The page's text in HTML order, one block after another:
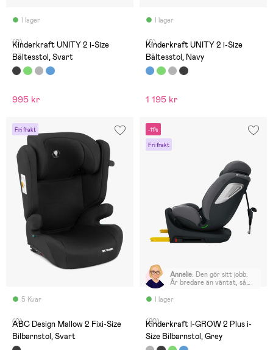
I lager
(0)
Kinderkraft UNITY 2 i-Size
Bältesstol, Svart
995 kr
I lager
(0)
Kinderkraft UNITY 2 i-Size
Bältesstol, Navy
1 195 kr
Fri frakt
5 Kvar
(0)
ABC Design Mallow 2 Fixi-Size
Bilbarnstol, Svart
-11%
Fri frakt
I lager
Annelie: Den gör sitt jobb.
Är bredare än väntat, så
(20)
Kinderkraft I-GROW 2 Plus i-
Size Bilbarnstol, Grey